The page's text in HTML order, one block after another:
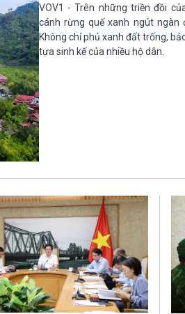
Nhận diện sự thật
Pháp luật và đời sống
Văn hoá & Du lịch
Tin Văn hoá & Du lịch
Chát với người nổi tiếng
Câu chuyện Thể thao
VOV1 - Trên những triền đồi
cánh rừng quế xanh ngút ngàn
Không chỉ phủ xanh đất trống,
tựa sinh kế của nhiều hộ dân.